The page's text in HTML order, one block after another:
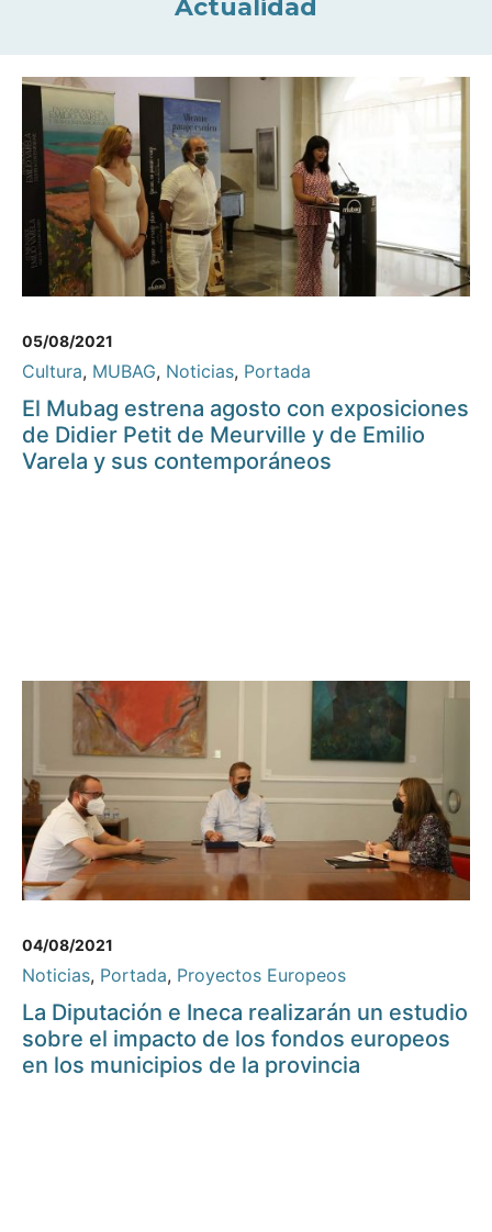
Actualidad
05/08/2021
Cultura, MUBAG, Noticias, Portada
El Mubag estrena agosto con exposiciones
de Didier Petit de Meurville y de Emilio
Varela y sus contemporáneos
04/08/2021
Noticias, Portada, Proyectos Europeos
La Diputación e Ineca realizarán un estudio
sobre el impacto de los fondos europeos
en los municipios de la provincia